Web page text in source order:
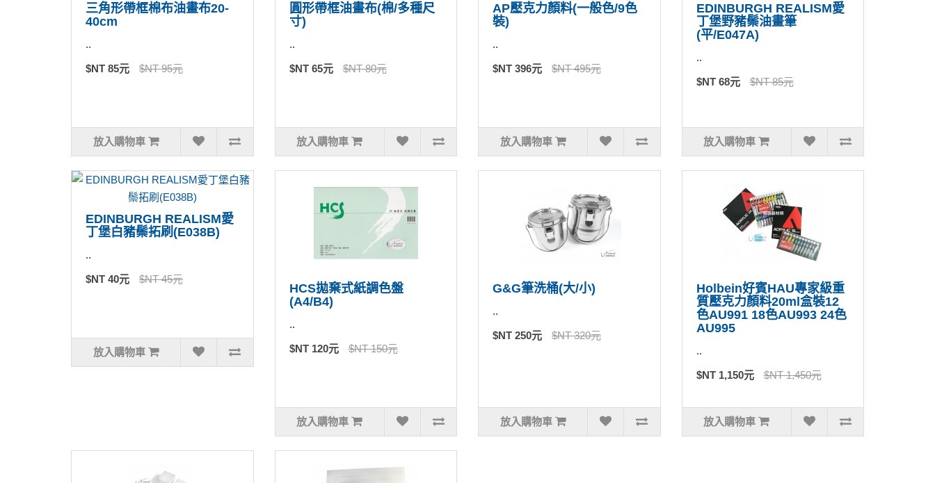
三角形帶框棉布油畫布20-
40cm
..
$NT 85元 $NT 95元
放入購物車
圓形帶框油畫布(棉/多種尺
寸)
..
$NT 65元 $NT 80元
放入購物車
AP壓克力顏料(一般色/9色
裝)
..
$NT 396元 $NT 495元
放入購物車
EDINBURGH REALISM愛
丁堡野豬鬃油畫筆
(平/E047A)
..
$NT 68元 $NT 85元
放入購物車
EDINBURGH REALISM愛
丁堡白豬鬃拓刷(E038B)
..
$NT 40元 $NT 45元
放入購物車
HCS拋棄式紙調色盤
(A4/B4)
..
$NT 120元 $NT 150元
放入購物車
G&G筆洗桶(大/小)
..
$NT 250元 $NT 320元
放入購物車
Holbein好賓HAU專家級重
質壓克力顏料20ml盒裝12
色AU991 18色AU993 24色
AU995
..
$NT 1,150元 $NT 1,450元
放入購物車